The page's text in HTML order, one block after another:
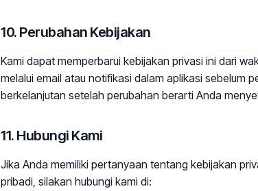
10. Perubahan Kebijakan
Kami dapat memperbarui kebijakan privasi ini dari
melalui email atau notifikasi dalam aplikasi sebelum
berkelanjutan setelah perubahan berarti Anda
11. Hubungi Kami
Jika Anda memiliki pertanyaan tentang kebijakan
pribadi, silakan hubungi kami di: